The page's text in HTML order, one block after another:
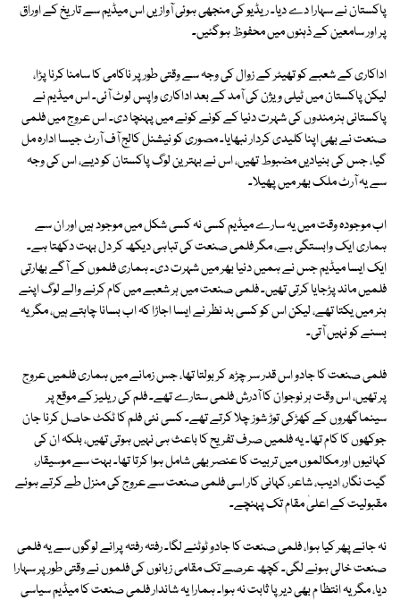
پاکستان نے سہارا دے دیا۔ ریڈیو کی منجھی ہوئی آوازیں اس میڈیم سے تاریخ کے اوراق
پر اور سامعین کے ذہنوں میں محفوظ ہوگئیں۔
اداکاری کے شعبے کو تھیٹر کے زوال کی وجہ سے وقتی طور پر ناکامی کا سامنا کرنا پڑا،
لیکن پاکستان میں ٹیلی ویژن کی آمد کے بعد اداکاری واپس لوٹ آئی۔ اس میڈیم نے
پاکستانی ہنرمندوں کی شہرت دنیا کے کونے کونے میں پہنچا دی۔ اس عروج میں فلمی
صنعت نے بھی اپنا کلیدی کردار نبھایا۔ مصوری کو نیشنل کالج آف آرٹ جیسا ادارہ مل
گیا، جس کی بنیادیں مضبوط تھیں، اس نے بہترین لوگ پاکستان کو دیے، اس کی وجہ
سے یہ آرٹ ملک بھر میں پھیلا۔
اب موجودہ وقت میں یہ سارے میڈیم کسی نہ کسی شکل میں موجود ہیں اور ان سے
ہماری ایک وابستگی ہے، مگر فلمی صنعت کی تباہی دیکھ کر دل بہت دکھتا ہے۔
ایک ایسا میڈیم جس نے ہمیں دنیا بھر میں شہرت دی۔ ہماری فلموں کے آگے بھارتی
فلمیں ماند پڑجایا کرتی تھیں۔ فلمی صنعت میں ہر شعبے میں کام کرنے والے لوگ اپنے
ہنر میں یکتا تھے، لیکن اس کو کسی بد نظر نے ایسا اجاڑا کہ اب بسانا چاہتے ہیں، مگر یہ
بسنے کو نہیں آتی۔
فلمی صنعت کا جادو اس قدر سر چڑھ کر بولتا تھا، جس زمانے میں ہماری فلمیں عروج
پر تھیں، اس وقت ہر نوجوان کا آدرش فلمی ستارے تھے۔ فلم کی ریلیز کے موقع پر
سینماگھروں کے کھڑکی توڑ شوز چلا کرتے تھے۔ کسی نئی فلم کا ٹکٹ حاصل کرنا جان
جوکھوں کا کام تھا۔ یہ فلمیں صرف تفریح کا باعث ہی نہیں ہوتی تھیں، بلکہ ان کی
کہانیوں اور مکالموں میں تربیت کا عنصر بھی شامل ہوا کرتا تھا۔ بہت سے موسیقار،
گیت نگار، ادیب، شاعر، کہانی کار اسی فلمی صنعت سے عروج کی منزل طے کرتے ہوئے
مقبولیت کے اعلیٰ مقام تک پہنچے۔
نہ جانے پھر کیا ہوا، فلمی صنعت کا جادو ٹوٹنے لگا۔ رفتہ رفتہ پرانے لوگوں سے یہ فلمی
صنعت خالی ہونے لگی۔ کچھ عرصے تک مقامی زبانوں کی فلموں نے وقتی طور پر سہارا
دیا، مگر یہ انتظا م بھی دیرپا ثابت نہ ہوا۔ ہمارا یہ شاندار فلمی صنعت کا میڈیم سیاسی